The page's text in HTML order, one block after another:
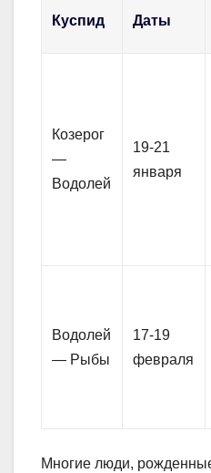
Куспид Даты
Козерог
—
Водолей
19-21
января
Водолей
— Рыбы
17-19
февраля
Многие люди,